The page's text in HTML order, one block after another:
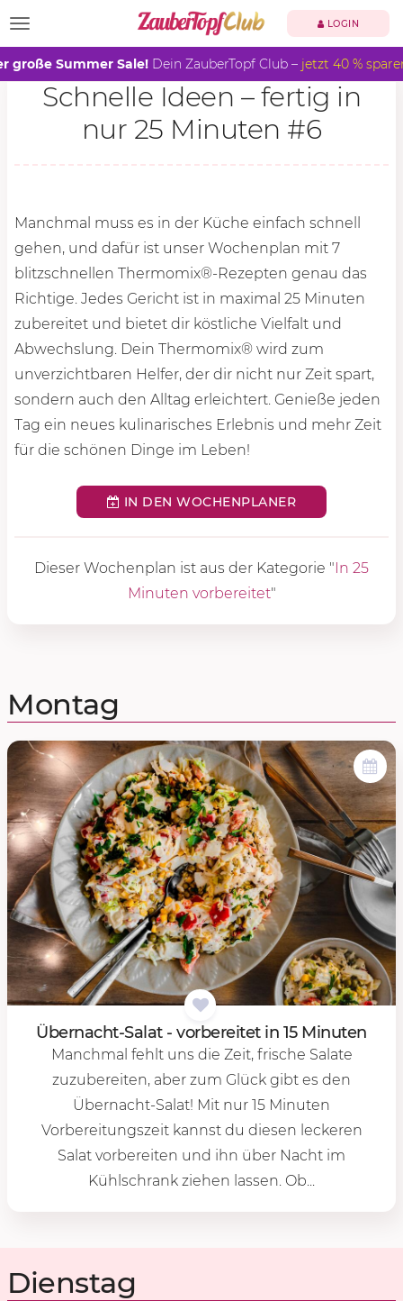
TOGGLE NAVIGATION LOGIN
große Summer Sale! Dein ZauberTopf Club – jetzt 40 %
Schnelle Ideen – fertig in
nur 25 Minuten #6
Manchmal muss es in der Küche einfach schnell
gehen, und dafür ist unser Wochenplan mit 7
blitzschnellen Thermomix®-Rezepten genau das
Richtige. Jedes Gericht ist in maximal 25 Minuten
zubereitet und bietet dir köstliche Vielfalt und
Abwechslung. Dein Thermomix® wird zum
unverzichtbaren Helfer, der dir nicht nur Zeit spart,
sondern auch den Alltag erleichtert. Genieße jeden
Tag ein neues kulinarisches Erlebnis und mehr Zeit
für die schönen Dinge im Leben!
IN DEN WOCHENPLANER
Dieser Wochenplan ist aus der Kategorie "In 25
Minuten vorbereitet"
Montag
Über­nacht-Sa­lat - vor­be­rei­tet in 15 Mi­nu­ten
Manchmal fehlt uns die Zeit, frische Salate
zuzubereiten, aber zum Glück gibt es den
Übernacht-Salat! Mit nur 15 Minuten
Vorbereitungszeit kannst du diesen leckeren
Salat vorbereiten und ihn über Nacht im
Kühlschrank ziehen lassen. Ob...
Dienstag